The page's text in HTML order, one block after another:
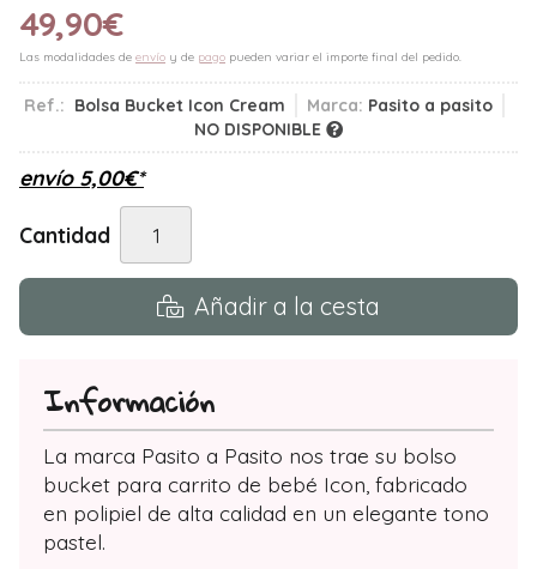
49,90€
Las modalidades de envío y de pago pueden variar el importe final del pedido.
Ref.: Bolsa Bucket Icon Cream Marca: Pasito a pasito
NO DISPONIBLE
envío 5,00€*
Cantidad
Añadir a la cesta
Información
La marca Pasito a Pasito nos trae su bolso
bucket para carrito de bebé Icon, fabricado
en polipiel de alta calidad en un elegante tono
pastel.